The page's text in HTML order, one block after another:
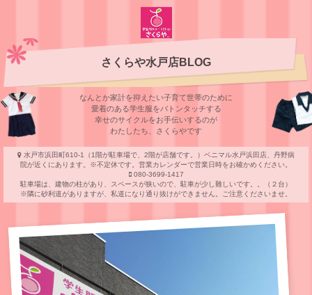
さくらや水戸店BLOG
なんとか家計を抑えたい子育て世帯のために
愛着のある学⽣服をバトンタッチする
幸せのサイクルをお⼿伝いするのが
わたしたち、さくらやです
水戸市浜田町610-1（1階が駐車場で、2階が店舗です。）ベニマル水戸浜田店、丹野病
院が近くにあります。※不定休です。営業カレンダーで営業日時をお確かめください。
080-3699-1417
駐車場は、建物の柱があり、スペースが狭いので、駐車が少し難しいです。。（２台）
※隣に砂利道がありますが、私道になり通り抜けができません。ご注意くださいませ。